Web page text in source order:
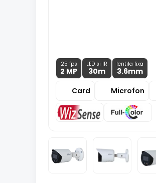
25 fps
2 MP
LED si IR
30m
lentila fixa
3.6mm
Card
Microfon